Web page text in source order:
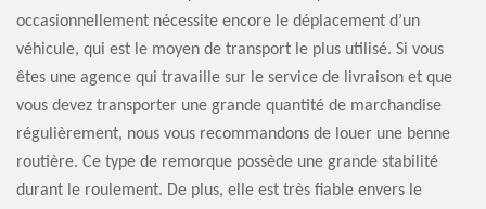
occasionnellement nécessite encore le déplacement d’un
véhicule, qui est le moyen de transport le plus utilisé. Si vous
êtes une agence qui travaille sur le service de livraison et que
vous devez transporter une grande quantité de marchandise
régulièrement, nous vous recommandons de louer une benne
routière. Ce type de remorque possède une grande stabilité
durant le roulement. De plus, elle est très fiable envers le